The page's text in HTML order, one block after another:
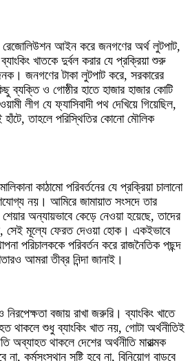
রেজোলিউশন আইন করে জনগণের অর্থ লুটপাট,
খাতকে দুর্বল করার যে প্রক্রিয়া শুরু
জনগণের টাকা লুটপাট করে, সরকারের
ব্যক্তি ও গোষ্ঠীর হাতে হাজার হাজার কোটি
লীগ যে ফ্যাসিবাদী পথ দেখিয়ে গিয়েছিল,
হাঁটে, তাহলে পরিস্থিতির কোনো মৌলিক
কাঠামো পরিবর্তনের যে প্রক্রিয়া চালানো
নয়। আমিরে জামায়াত সংসদে তার
অন্যায়ভাবে কেড়ে নেওয়া হয়েছে, তাদের
সেই মূল্যে ফেরত দেওয়া হোক। একইভাবে
পরিচালককে পরিবর্তন করে রাজনৈতিক পছন্দ
আমরা তীব্র নিন্দা জানাই।
নিরপেক্ষতা বজায় রাখা জরুরি। ব্যাংকিং খাতে
থাকলে শুধু ব্যাংকিং খাত নয়, গোটা অর্থনীতিই
অব্যাহত থাকলে দেশের অর্থনীতি মারাত্মক
কর্মসংস্থান সৃষ্টি হবে না, বিনিয়োগ বাড়বে